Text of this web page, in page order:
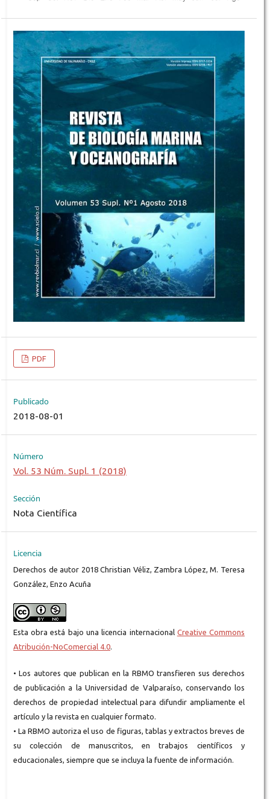
PDF
Publicado
2018-08-01
Número
Vol. 53 Núm. Supl. 1 (2018)
Sección
Nota Científica
Licencia
Derechos de autor 2018 Christian Véliz, Zambra López, M. Teresa
González, Enzo Acuña
Esta obra está bajo una licencia internacional Creative Commons
Atribución-NoComercial 4.0.
• Los autores que publican en la RBMO transfieren sus derechos
de publicación a la Universidad de Valparaíso, conservando los
derechos de propiedad intelectual para difundir ampliamente el
artículo y la revista en cualquier formato.
• La RBMO autoriza el uso de figuras, tablas y extractos breves de
su colección de manuscritos, en trabajos científicos y
educacionales, siempre que se incluya la fuente de información.